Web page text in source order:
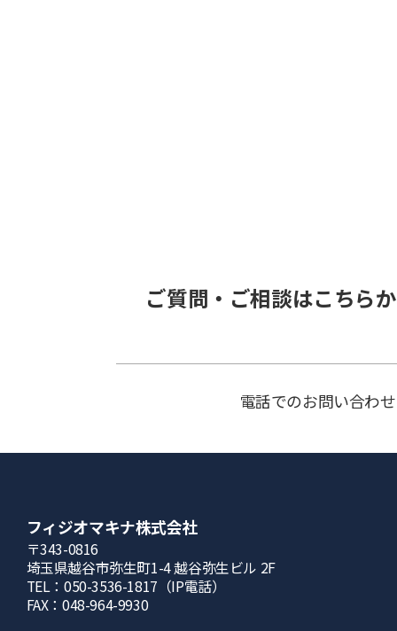
ご質問・ご相談はこちら
電話でのお問い合わ
フィジオマキナ株式会社
〒343-0816
埼⽟県越⾕市弥⽣町1-4 越⾕弥⽣ビル 2F
TEL：050-3536-1817（IP電話）
FAX：048-964-9930